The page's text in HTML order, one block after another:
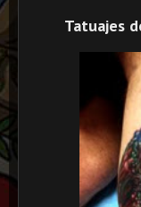
Tatuajes